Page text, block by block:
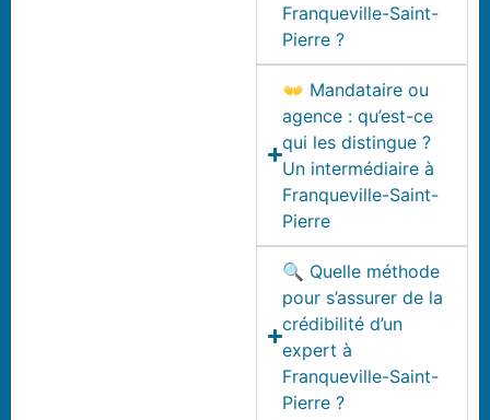
Franqueville-Saint-
Pierre ?
👐 Mandataire ou
agence : qu’est-ce
qui les distingue ?
Un intermédiaire à
Franqueville-Saint-
Pierre
🔍 Quelle méthode
pour s’assurer de la
crédibilité d’un
expert à
Franqueville-Saint-
Pierre ?